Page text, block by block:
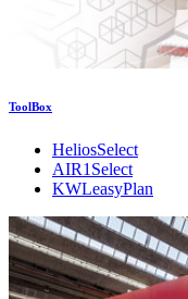
ToolBox
HeliosSelect
AIR1Select
KWLeasyPlan